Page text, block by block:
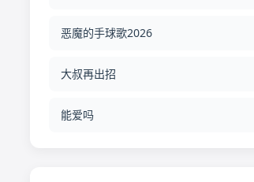
恶魔的手球歌2026
大叔再出招
能爱吗